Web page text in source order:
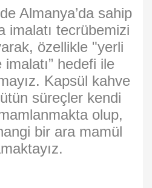
Almanya’da sahip
imalatı tecrübemizi
özellikle "yerli
hedefi ile
Kapsül kahve
süreçler kendi
olup,
bir ara mamül